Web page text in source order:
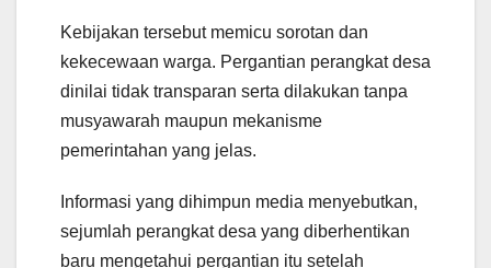
Kebijakan tersebut memicu sorotan dan
kekecewaan warga. Pergantian perangkat desa
dinilai tidak transparan serta dilakukan tanpa
musyawarah maupun mekanisme
pemerintahan yang jelas.
Informasi yang dihimpun media menyebutkan,
sejumlah perangkat desa yang diberhentikan
baru mengetahui pergantian itu setelah